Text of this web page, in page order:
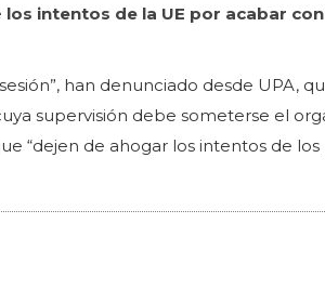
los intentos de la UE por acabar
han denunciado desde UPA,
supervisión debe someterse el
“dejen de ahogar los intentos de